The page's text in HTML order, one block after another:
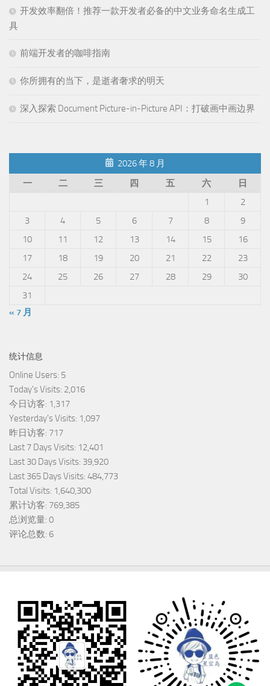
开发效率翻倍！推荐一款开发者必备的中文业务命名生成工
具
前端开发者的咖啡指南
你所拥有的当下，是逝者奢求的明天
深入探索 Document Picture-in-Picture API：打破画中画边界
2026 年 8 月
一
二 三 四 五 六
日
1
2
3
4 5 6 7 8
9
10
11 12 13 14 15
16
17
18 19 20 21 22
23
24
25 26 27 28 29
30
31
« 7 月
统计信息
Online Users: 5
Today's Visits: 2,016
今日访客: 1,317
Yesterday's Visits: 1,097
昨日访客: 717
Last 7 Days Visits: 12,401
Last 30 Days Visits: 39,920
Last 365 Days Visits: 484,773
Total Visits: 1,640,300
累计访客: 769,385
总浏览量: 0
评论总数: 6